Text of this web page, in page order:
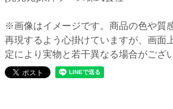
※画像はイメージです。商品の色や質
再現するよう心掛けていますが、画面
定により実物と若干異なる場合がござ